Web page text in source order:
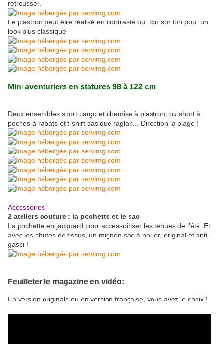
retrousser.
Le plastron peut être réalisé en contraste ou ton sur ton pour un
look plus classique
Mini aventuriers en statures 98 à 122 cm
Deux ensembles short cargo et chemise à plastron, ou short à
poches à rabats et t-shirt basique raglan... Direction la plage !
Accessoires
2 ateliers couture : la pochette et le sac
La pochette en jacquard pour accessoiriser les tenues de l’été. Et
avec les chutes de tissus, un mignon sac à nouer, original et anti-
gaspi !
Feuilleter le magazine en vidéo:
En version originale ou en version française, vous avez le choix !